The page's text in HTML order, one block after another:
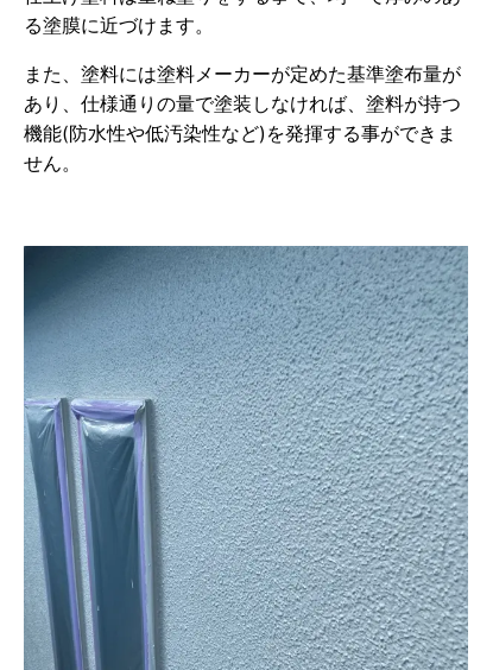
る塗膜に近づけます。
また、塗料には塗料メーカーが定めた基準塗布量が
あり、仕様通りの量で塗装しなければ、塗料が持つ
機能(防水性や低汚染性など)を発揮する事ができま
せん。